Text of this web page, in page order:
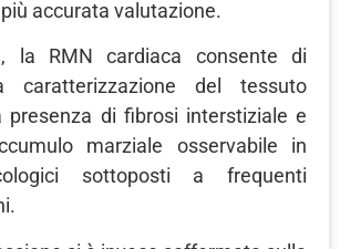
accurata valutazione.
la RMN cardiaca consente di
caratterizzazione del tessuto
presenza di fibrosi interstiziale e
marziale osservabile in
sottoposti a frequenti